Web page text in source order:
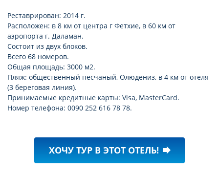
Реставрирован: 2014 г.
Расположен: в 8 км от центра г Фетхие, в 60 км от
аэропорта г. Даламан.
Состоит из двух блоков.
Всего 68 номеров.
Общая площадь: 3000 м2.
Пляж: общественный песчаный, Олюдениз, в 4 км от отеля
(3 береговая линия).
Принимаемые кредитные карты: Visa, MasterCard.
Номер телефона: 0090 252 616 78 78.
ХОЧУ ТУР В ЭТОТ ОТЕЛЬ! forward